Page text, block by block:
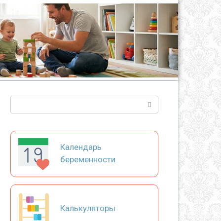
Календарь
беременности
Калькуляторы